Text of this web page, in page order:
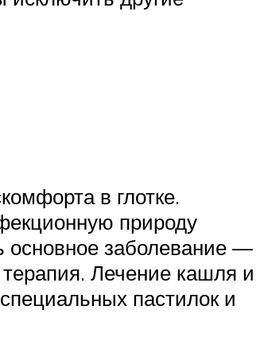
в глотке.
природу
основное заболевание —
терапия. Лечение кашля и
пастилок и